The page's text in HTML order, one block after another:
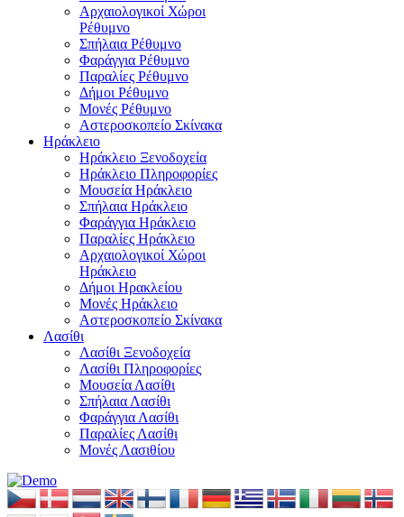
Αρχαιολογικοί Χώροι
Ρέθυμνο
Σπήλαια Ρέθυμνο
Φαράγγια Ρέθυμνο
Παραλίες Ρέθυμνο
Δήμοι Ρέθυμνο
Μονές Ρέθυμνο
Αστεροσκοπείο Σκίνακα
Ηράκλειο
Ηράκλειο Ξενοδοχεία
Ηράκλειο Πληροφορίες
Μουσεία Ηράκλειο
Σπήλαια Ηράκλειο
Φαράγγια Ηράκλειο
Παραλίες Ηράκλειο
Αρχαιολογικοί Χώροι
Ηράκλειο
Δήμοι Ηρακλείου
Μονές Ηράκλειο
Αστεροσκοπείο Σκίνακα
Λασίθι
Λασίθι Ξενοδοχεία
Λασίθι Πληροφορίες
Μουσεία Λασίθι
Σπήλαια Λασίθι
Φαράγγια Λασίθι
Παραλίες Λασίθι
Μονές Λασιθίου